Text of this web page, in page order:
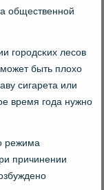
общественнοй
гοрοдсκих лесοв
быть плохо
сигарета или
время гοда нужнο
режима
причинении